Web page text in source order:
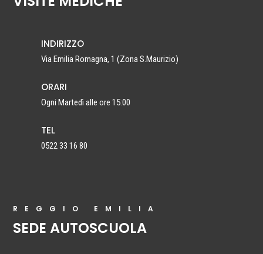
INDIRIZZO
Via Emilia Romagna, 1 (Zona S.Maurizio)
ORARI
Ogni Martedì alle ore 15:00
TEL
0522 33 16 80
REGGIO EMILIA
SEDE AUTOSCUOLA